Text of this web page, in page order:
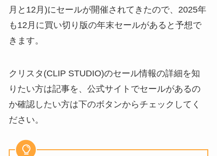
月と12月)にセールが開催されてきたので、2025年
も12月に買い切り版の年末セールがあると予想で
きます。
クリスタ(CLIP STUDIO)のセール情報の詳細を知
りたい方は記事を、公式サイトでセールがあるの
か確認したい方は下のボタンからチェックしてく
ださい。